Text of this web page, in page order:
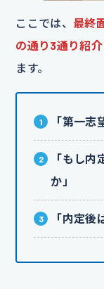
ここでは、 最終
の通り3通り紹
ます。
「第一志
「もし
か」
「内定後